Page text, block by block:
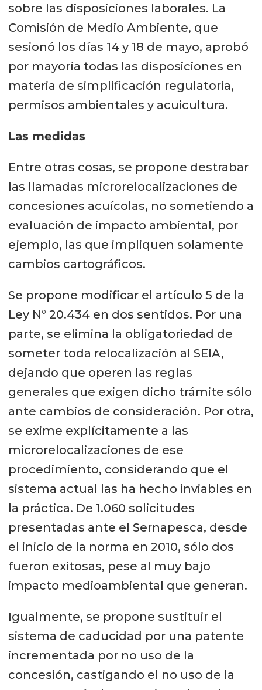
sobre las disposiciones laborales. La
Comisión de Medio Ambiente, que
sesionó los días 14 y 18 de mayo, aprobó
por mayoría todas las disposiciones en
materia de simplificación regulatoria,
permisos ambientales y acuicultura.
Las medidas
Entre otras cosas, se propone destrabar
las llamadas microrelocalizaciones de
concesiones acuícolas, no sometiendo a
evaluación de impacto ambiental, por
ejemplo, las que impliquen solamente
cambios cartográficos.
Se propone modificar el artículo 5 de la
Ley N° 20.434 en dos sentidos. Por una
parte, se elimina la obligatoriedad de
someter toda relocalización al SEIA,
dejando que operen las reglas
generales que exigen dicho trámite sólo
ante cambios de consideración. Por otra,
se exime explícitamente a las
microrelocalizaciones de ese
procedimiento, considerando que el
sistema actual las ha hecho inviables en
la práctica. De 1.060 solicitudes
presentadas ante el Sernapesca, desde
el inicio de la norma en 2010, sólo dos
fueron exitosas, pese al muy bajo
impacto medioambiental que generan.
Igualmente, se propone sustituir el
sistema de caducidad por una patente
incrementada por no uso de la
concesión, castigando el no uso de la